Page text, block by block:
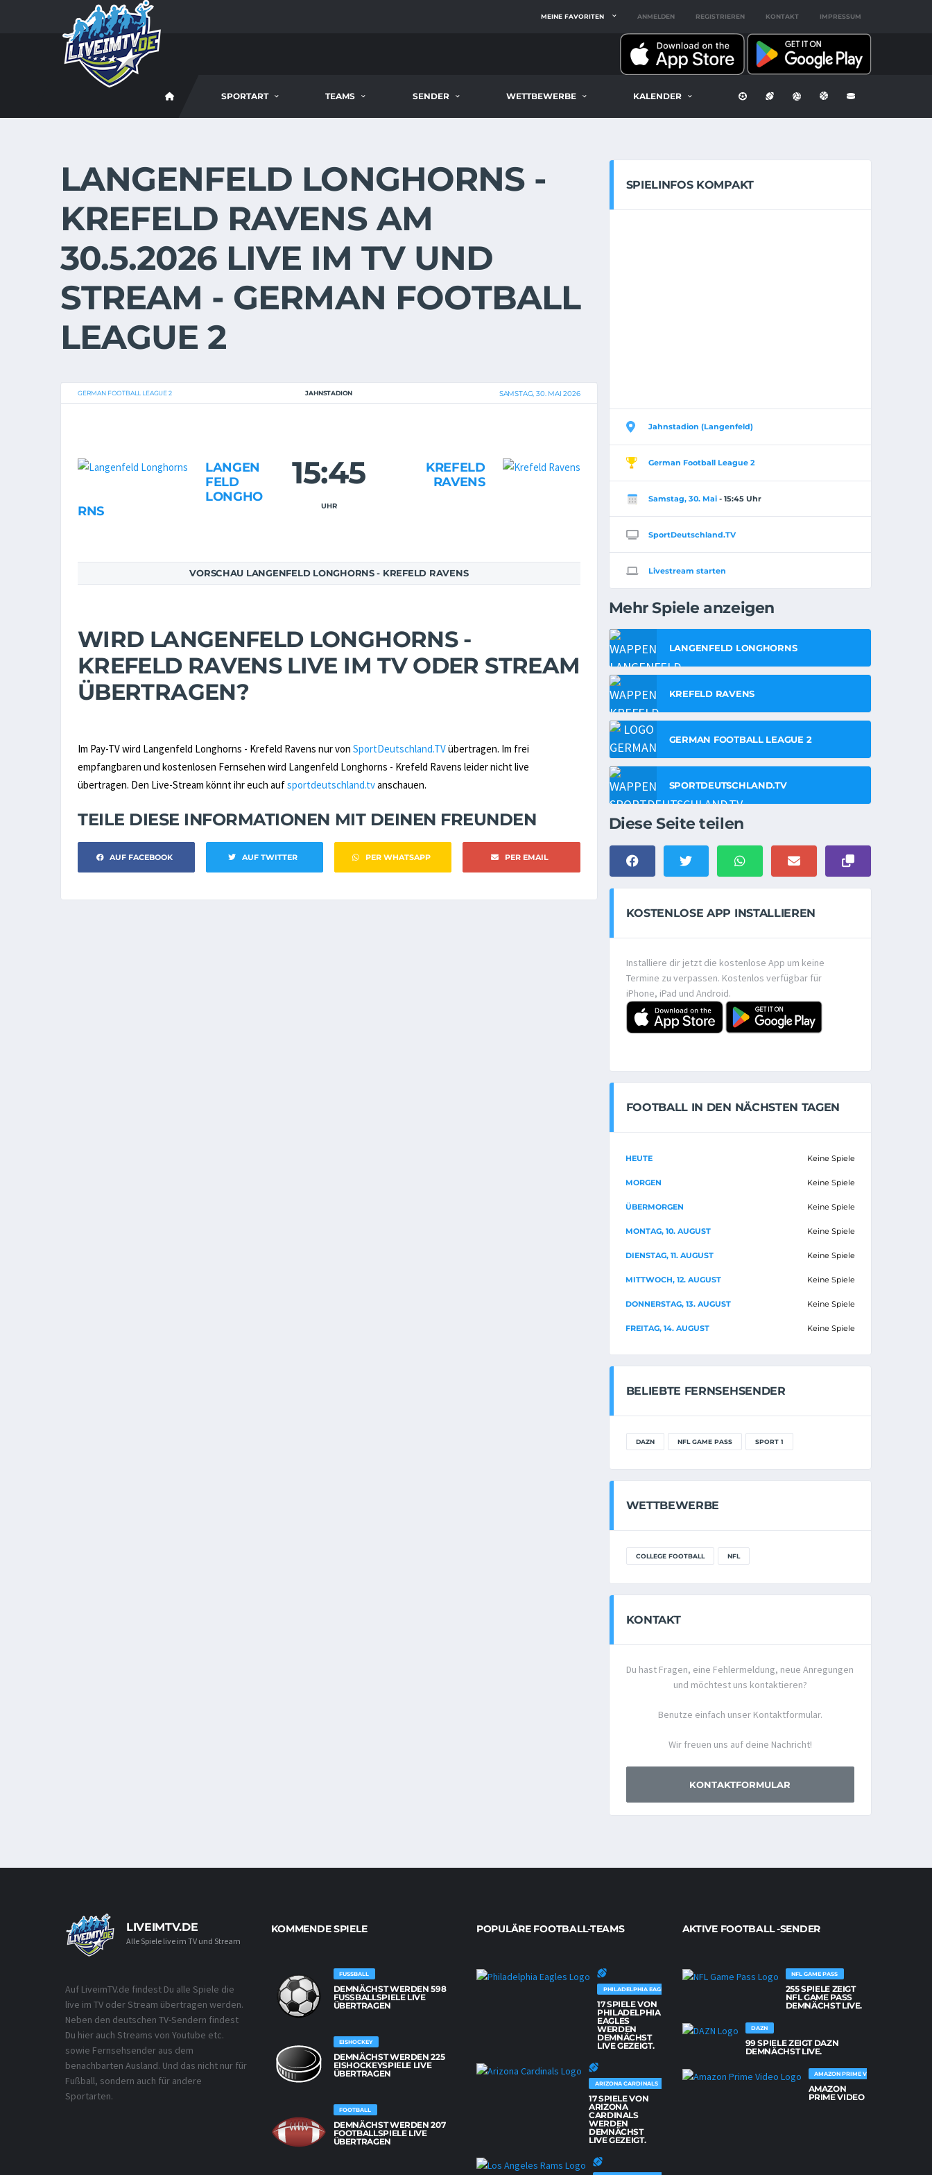
MEINE FAVORITEN ANMELDEN REGISTRIEREN KONTAKT IMPRESSUM
SPORTART TEAMS SENDER WETTBEWERBE KALENDER
LANGENFELD LONGHORNS -
KREFELD RAVENS AM
30.5.2026 LIVE IM TV UND
STREAM - GERMAN FOOTBALL
LEAGUE 2
GERMAN FOOTBALL LEAGUE 2 JAHNSTADION SAMSTAG, 30. MAI 2026
LANGEN
FELD
LONGHO
RNS
15:45
UHR
KREFELD
RAVENS
VORSCHAU LANGENFELD LONGHORNS - KREFELD RAVENS
WIRD LANGENFELD LONGHORNS -
KREFELD RAVENS LIVE IM TV ODER STREAM
ÜBERTRAGEN?
Im Pay-TV wird Langenfeld Longhorns - Krefeld Ravens nur von SportDeutschland.TVübertragen. Im frei
empfangbaren und kostenlosen Fernsehen wird Langenfeld Longhorns - Krefeld Ravens leider nicht live
übertragen. Den Live-Stream könnt ihr euch aufsportdeutschland.tvanschauen.
TEILE DIESE INFORMATIONEN MIT DEINEN FREUNDEN
AUF FACEBOOK AUF TWITTER PER WHATSAPP PER EMAIL
SPIELINFOS KOMPAKT
Jahnstadion (Langenfeld)
German Football League 2
Samstag, 30. Mai- 15:45 Uhr
SportDeutschland.TV
Livestream starten
Mehr Spiele anzeigen
LANGENFELD LONGHORNS
KREFELD RAVENS
GERMAN FOOTBALL LEAGUE 2
SPORTDEUTSCHLAND.TV
Diese Seite teilen
KOSTENLOSE APP INSTALLIEREN
Installiere dir jetzt die kostenlose App um keine
Termine zu verpassen. Kostenlos verfügbar für
iPhone, iPad und Android.
FOOTBALL IN DEN NÄCHSTEN TAGEN
HEUTE Keine Spiele
MORGEN Keine Spiele
ÜBERMORGEN Keine Spiele
MONTAG, 10. AUGUST Keine Spiele
DIENSTAG, 11. AUGUST Keine Spiele
MITTWOCH, 12. AUGUST Keine Spiele
DONNERSTAG, 13. AUGUST Keine Spiele
FREITAG, 14. AUGUST Keine Spiele
BELIEBTE FERNSEHSENDER
DAZN NFL GAME PASS SPORT 1
WETTBEWERBE
COLLEGE FOOTBALL NFL
KONTAKT
Du hast Fragen, eine Fehlermeldung, neue Anregungen
und möchtest uns kontaktieren?
Benutze einfach unser Kontaktformular.
Wir freuen uns auf deine Nachricht!
KONTAKTFORMULAR
LIVEIMTV.DE
Alle Spiele live im TV und Stream
Auf LiveimTV.de findest Du alle Spiele die
live im TV oder Stream übertragen werden.
Neben den deutschen TV-Sendern findest
Du hier auch Streams von Youtube etc.
sowie Fernsehsender aus dem
benachbarten Ausland. Und das nicht nur für
Fußball, sondern auch für andere
Sportarten.
KOMMENDE SPIELE
FUSSBALL
DEMNÄCHST WERDEN 598
FUSSBALLSPIELE LIVE Ü
BERTRAGEN
EISHOCKEY
DEMNÄCHST WERDEN 225
EISHOCKEYSPIELE LIVE
ÜBERTRAGEN
FOOTBALL
DEMNÄCHST WERDEN 207
FOOTBALLSPIELE LIVE
ÜBERTRAGEN
POPULÄRE FOOTBALL-TEAMS
PHILADELPHIA EAGLES
17 SPIELE VON
PHILADELPHIA
EAGLES
WERDEN
DEMNÄCHST
LIVE GEZEIGT.
ARIZONA CARDINALS
17 SPIELE VON
ARIZONA
CARDINALS
WERDEN
DEMNÄCHST
LIVE GEZEIGT.
AKTIVE FOOTBALL -SENDER
NFL GAME PASS
255 SPIELE ZEIGT
NFL GAME PASS
DEMNÄCHST LIVE.
DAZN
99 SPIELE ZEIGT DAZN
DEMNÄCHST LIVE.
AMAZON PRIME VIDEO
AMAZON
PRIME VIDEO